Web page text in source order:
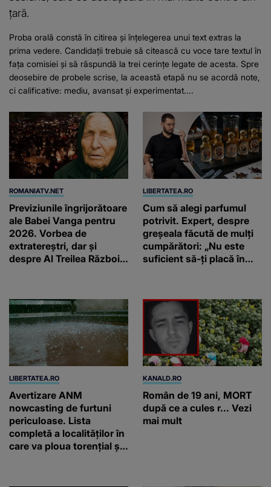
țară.
Proba orală constă în citirea și înțelegerea unui text extras la
prima vedere. Candidații trebuie să citească cu voce tare textul în
fața comisiei și să răspundă la trei cerințe legate de acesta. Spre
deosebire de probele scrise, la această etapă nu se acordă note,
ci calificative: mediu, avansat și experimentat....
ROMANIATV.NET
Previziunile îngrijorătoare
ale Babei Vanga pentru
2026. Vorbea de
extratereștri, dar și
despre Al Treilea Război
LIBERTATEA.RO
Cum să alegi parfumul
potrivit. Expert, despre
greșeala făcută de mulți
cumpărători: „Nu este
suficient să-ți placă în
LIBERTATEA.RO
Avertizare ANM
nowcasting de furtuni
periculoase. Lista
completă a localităților în
care va ploua torențial și
KANALD.RO
Român de 19 ani, MORT
după ce a cules r... Vezi
mai mult